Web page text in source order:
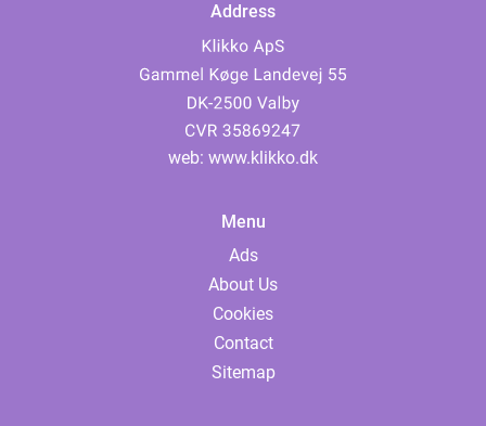
Address
web: www.klikko.dk
Menu
Ads
About Us
Cookies
Contact
Sitemap